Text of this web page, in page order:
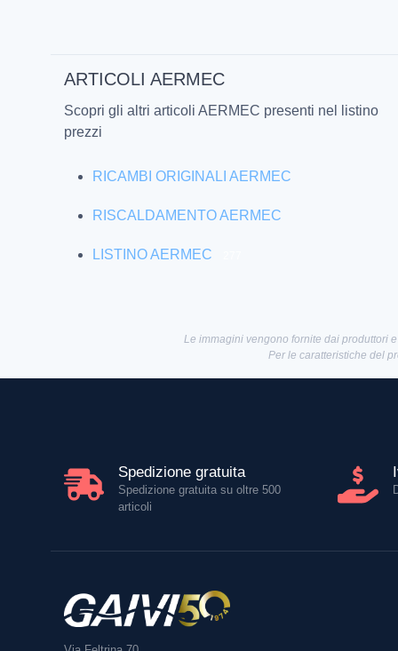
ARTICOLI AERMEC
Scopri gli altri articoli AERMEC presenti nel listino
prezzi
RICAMBI ORIGINALI AERMEC
RISCALDAMENTO AERMEC
LISTINO AERMEC
Le immagini vengono fornite dai produttori
Per le caratteristiche del
Spedizione gratuita
Spedizione gratuita su oltre 500
articoli